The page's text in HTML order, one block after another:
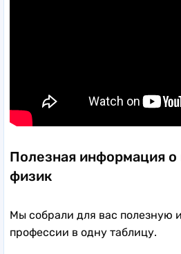
Полезная информация
физик
Мы собрали для вас полезную
профессии в одну таблицу.